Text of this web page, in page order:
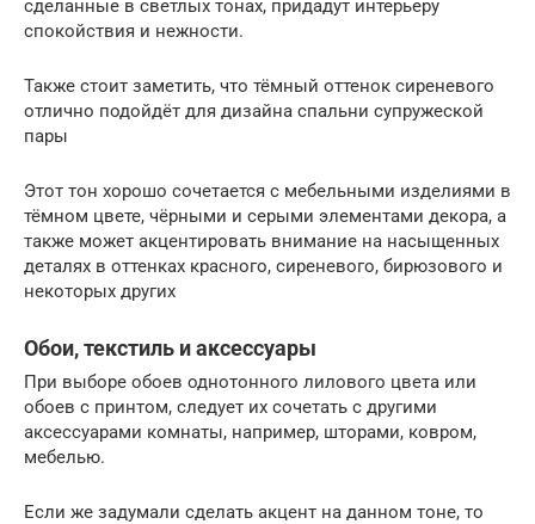
сделанные в светлых тонах, придадут интерьеру
спокойствия и нежности.
Также стоит заметить, что тёмный оттенок сиреневого
отлично подойдёт для дизайна спальни супружеской
пары
Этот тон хорошо сочетается с мебельными изделиями в
тёмном цвете, чёрными и серыми элементами декора, а
также может акцентировать внимание на насыщенных
деталях в оттенках красного, сиреневого, бирюзового и
некоторых других
Обои, текстиль и аксессуары
При выборе обоев однотонного лилового цвета или
обоев с принтом, следует их сочетать с другими
аксессуарами комнаты, например, шторами, ковром,
мебелью.
Если же задумали сделать акцент на данном тоне, то